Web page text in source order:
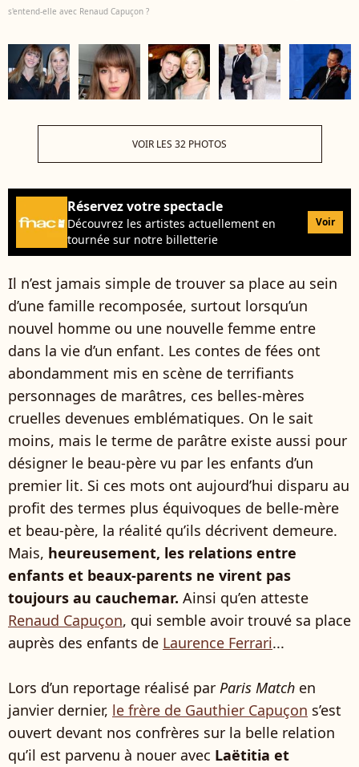
s'entend-elle avec Renaud Capuçon ?
VOIR LES 32 PHOTOS
Réservez votre spectacle
Découvrez les artistes actuellement en
tournée sur notre billetterie
Voir
Il n’est jamais simple de trouver sa place au sein
d’une famille recomposée, surtout lorsqu’un
nouvel homme ou une nouvelle femme entre
dans la vie d’un enfant. Les contes de fées ont
abondamment mis en scène de terrifiants
personnages de marâtres, ces belles-mères
cruelles devenues emblématiques. On le sait
moins, mais le terme de parâtre existe aussi pour
désigner le beau-père vu par les enfants d’un
premier lit. Si ces mots ont aujourd’hui disparu au
profit des termes plus équivoques de belle-mère
et beau-père, la réalité qu’ils décrivent demeure.
Mais, heureusement, les relations entre
enfants et beaux-parents ne virent pas
toujours au cauchemar. Ainsi qu’en atteste
Renaud Capuçon, qui semble avoir trouvé sa place
auprès des enfants de Laurence Ferrari...
Lors d’un reportage réalisé par Paris Match en
janvier dernier, le frère de Gauthier Capuçon s’est
ouvert devant nos confrères sur la belle relation
qu’il est parvenu à nouer avec Laëtitia et